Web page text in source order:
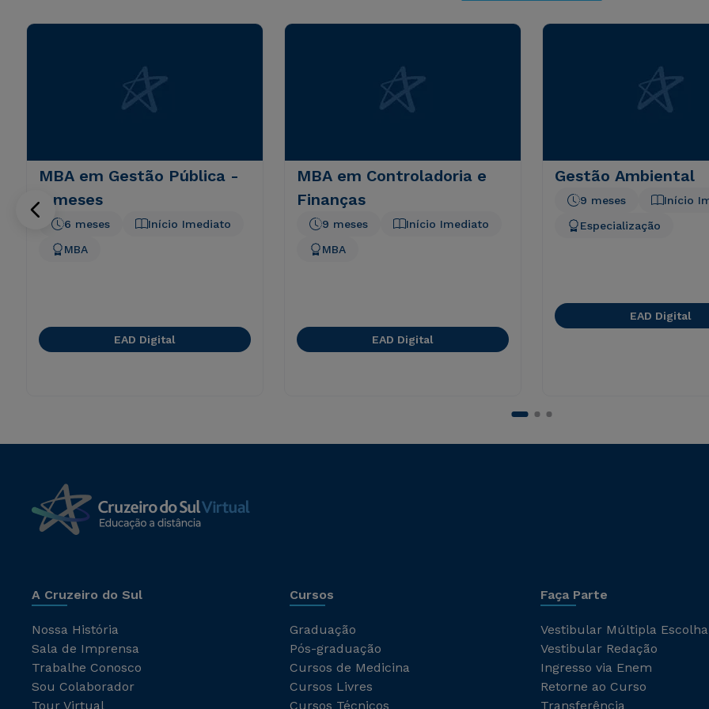
MBA em Gestão Pública -
6 meses
Início Imediato
6 meses
MBA
EAD Digital
MBA em Controladoria e
Finanças
Início Imediato
9 meses
MBA
EAD Digital
Gestão Ambiental
Início
9 meses
Especialização
EAD Digital
A Cruzeiro do Sul
Nossa História
Sala de Imprensa
Trabalhe Conosco
Sou Colaborador
Tour Virtual
Cursos
Graduação
Pós-graduação
Cursos de Medicina
Cursos Livres
Cursos Técnicos
Faça Parte
Vestibular Múltipla Escolha
Vestibular Redação
Ingresso via Enem
Retorne ao Curso
Transferência